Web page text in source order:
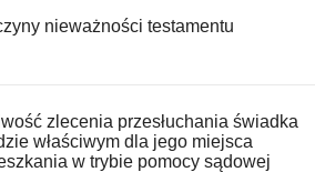
nieważności testamentu
zlecenia przesłuchania świadka
właściwym dla jego miejsca
w trybie pomocy sądowej